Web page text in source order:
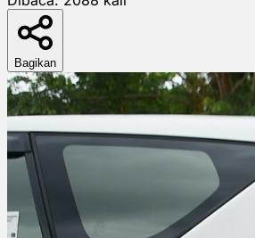
Bagikan